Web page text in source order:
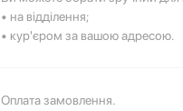
• на відділення;
• кур'єром за вашою адресою.
Оплата замовлення.